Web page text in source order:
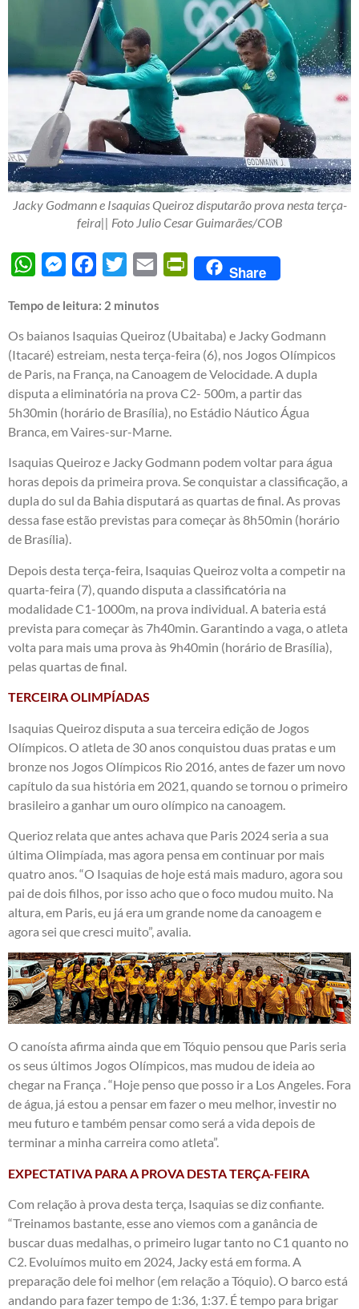
Jacky Godmann e Isaquias Queiroz disputarão prova nesta terça-
feira|| Foto Julio Cesar Guimarães/COB
WhatsAppMessengerFacebook
Twitter Email PrintFriendly
Share
Tempo de leitura: 2 minutos
Os baianos Isaquias Queiroz (Ubaitaba) e Jacky Godmann
(Itacaré) estreiam, nesta terça-feira (6), nos Jogos Olímpicos
de Paris, na França, na Canoagem de Velocidade. A dupla
disputa a eliminatória na prova C2- 500m, a partir das
5h30min (horário de Brasília), no Estádio Náutico Água
Branca, em Vaires-sur-Marne.
Isaquias Queiroz e Jacky Godmann podem voltar para água
horas depois da primeira prova. Se conquistar a classificação, a
dupla do sul da Bahia disputará as quartas de final. As provas
dessa fase estão previstas para começar às 8h50min (horário
de Brasília).
Depois desta terça-feira, Isaquias Queiroz volta a competir na
quarta-feira (7), quando disputa a classificatória na
modalidade C1-1000m, na prova individual. A bateria está
prevista para começar às 7h40min. Garantindo a vaga, o atleta
volta para mais uma prova às 9h40min (horário de Brasília),
pelas quartas de final.
TERCEIRA OLIMPÍADAS
Isaquias Queiroz disputa a sua terceira edição de Jogos
Olímpicos. O atleta de 30 anos conquistou duas pratas e um
bronze nos Jogos Olímpicos Rio 2016, antes de fazer um novo
capítulo da sua história em 2021, quando se tornou o primeiro
brasileiro a ganhar um ouro olímpico na canoagem.
Querioz relata que antes achava que Paris 2024 seria a sua
última Olimpíada, mas agora pensa em continuar por mais
quatro anos. “O Isaquias de hoje está mais maduro, agora sou
pai de dois filhos, por isso acho que o foco mudou muito. Na
altura, em Paris, eu já era um grande nome da canoagem e
agora sei que cresci muito”, avalia.
O canoísta afirma ainda que em Tóquio pensou que Paris seria
os seus últimos Jogos Olímpicos, mas mudou de ideia ao
chegar na França . “Hoje penso que posso ir a Los Angeles. Fora
de água, já estou a pensar em fazer o meu melhor, investir no
meu futuro e também pensar como será a vida depois de
terminar a minha carreira como atleta”.
EXPECTATIVA PARA A PROVA DESTA TERÇA-FEIRA
Com relação à prova desta terça, Isaquias se diz confiante.
“Treinamos bastante, esse ano viemos com a ganância de
buscar duas medalhas, o primeiro lugar tanto no C1 quanto no
C2. Evoluímos muito em 2024, Jacky está em forma. A
preparação dele foi melhor (em relação a Tóquio). O barco está
andando para fazer tempo de 1:36, 1:37. É tempo para brigar